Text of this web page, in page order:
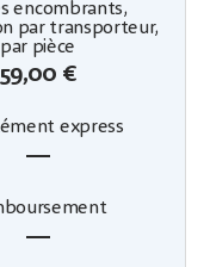
59,00 €
—
—